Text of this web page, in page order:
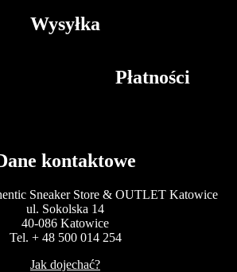
Wysyłka
Płatności
kontaktowe
Sneaker Store & OUTLET Katowice
ul. Sokolska 14
40-086 Katowice
Tel. + 48 500 014 254
Jak dojechać?